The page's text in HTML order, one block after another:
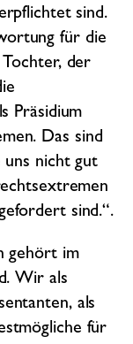
sind.
für die
der
Präsidium
Das sind
uns nicht gut
sind.“.
gehört im
Wir als
als
für